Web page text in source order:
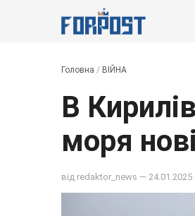
Головна / ВІЙНА
В
моря
від redaktor_news — 24.01.2025